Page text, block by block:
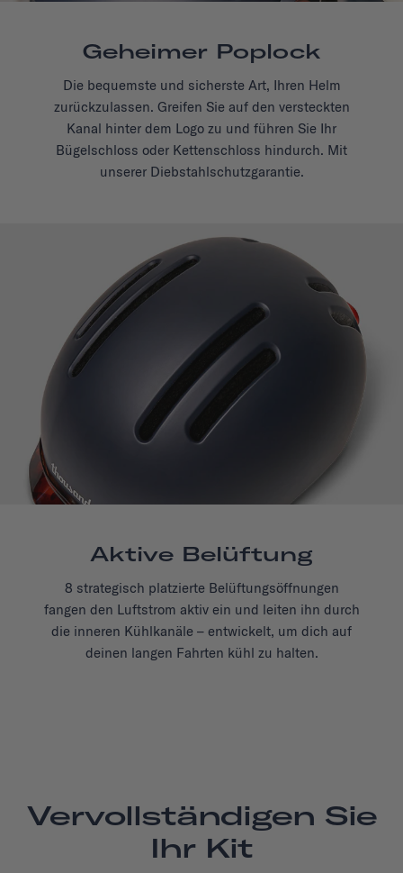
Geheimer Poplock
Die bequemste und sicherste Art, Ihren Helm
zurückzulassen. Greifen Sie auf den versteckten
Kanal hinter dem Logo zu und führen Sie Ihr
Bügelschloss oder Kettenschloss hindurch. Mit
unserer Diebstahlschutzgarantie.
Aktive Belüftung
8 strategisch platzierte Belüftungsöffnungen
fangen den Luftstrom aktiv ein und leiten ihn durch
die inneren Kühlkanäle – entwickelt, um dich auf
deinen langen Fahrten kühl zu halten.
Vervollständigen Sie
Ihr Kit